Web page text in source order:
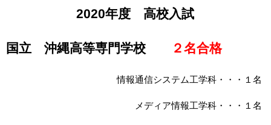
2020年度 高校入試
国立 沖縄高等専門学校 ２名合格
情報通信システム工学科・・・１名
メディア情報工学科・・・１名